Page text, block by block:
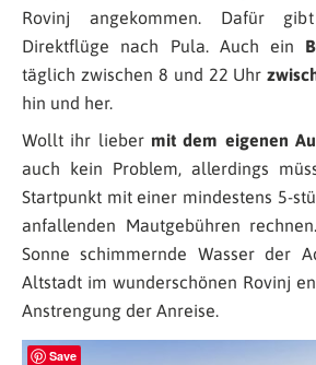
Rovinj angekommen. Dafür
Direktflüge nach Pula. Auch ein
täglich zwischen 8 und 22 Uhr
hin und her.
Wollt ihr lieber mit dem eigenen
auch kein Problem, allerdings
Startpunkt mit einer mindestens 5-
anfallenden Mautgebühren
Sonne schimmernde Wasser der
Altstadt im wunderschönen Rovinj
Anstrengung der Anreise.
Save